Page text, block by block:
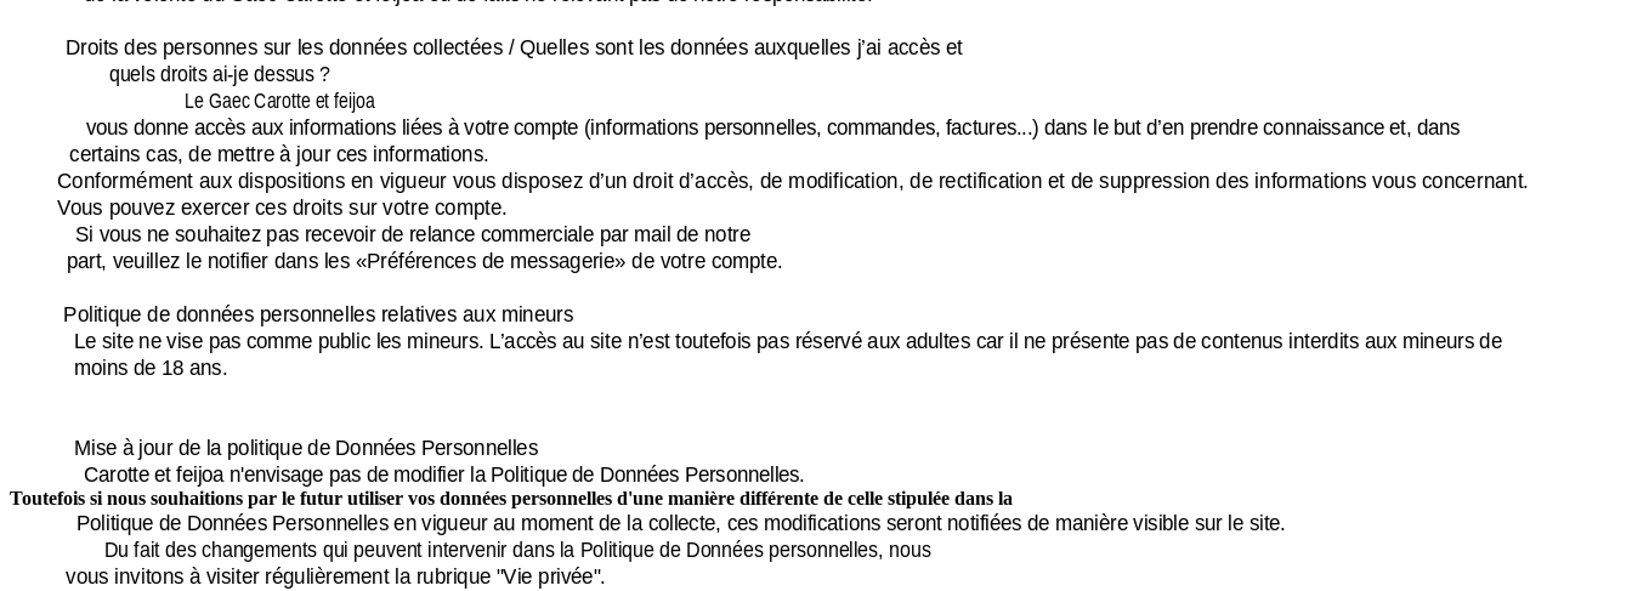
Droits des personnes sur les données collectées / Quelles sont les données auxquelles j’ai accès et
quels droits ai-je dessus ?
Le Gaec Carotte et feijoa
vous donne accès aux informations liées à votre compte (informations personnelles, commandes, factures...) dans le but d’en prendre connaissance et, dans
certains cas, de mettre à jour ces informations.
Conformément aux dispositions en vigueur vous disposez d’un droit d’accès, de modification, de rectification et de suppression des informations vous concernant.
Vous pouvez exercer ces droits sur votre compte.
Si vous ne souhaitez pas recevoir de relance commerciale par mail de notre
part, veuillez le notifier dans les «Préférences de messagerie» de votre compte.
Politique de données personnelles relatives aux mineurs
Le site ne vise pas comme public les mineurs. L’accès au site n’est toutefois pas réservé aux adultes car il ne présente pas de contenus interdits aux mineurs de
moins de 18 ans.
Mise à jour de la politique de Données Personnelles
Carotte et feijoa n'envisage pas de modifier la Politique de Données Personnelles.
Toutefois si nous souhaitions par le futur utiliser vos données personnelles d'une manière différente de celle stipulée dans la
Politique de Données Personnelles en vigueur au moment de la collecte, ces modifications seront notifiées de manière visible sur le site.
Du fait des changements qui peuvent intervenir dans la Politique de Données personnelles, nous
vous invitons à visiter régulièrement la rubrique "Vie privée".